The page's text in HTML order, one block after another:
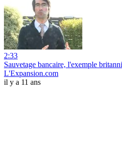
2:33
Sauvetage bancaire, l'exemple
L'Expansion.com
il y a 11 ans